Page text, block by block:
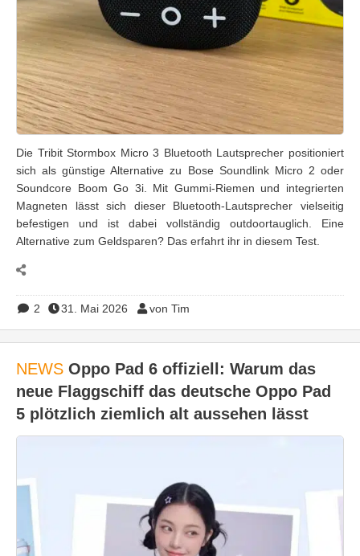
Die Tribit Stormbox Micro 3 Bluetooth Lautsprecher positioniert
sich als günstige Alternative zu Bose Soundlink Micro 2 oder
Soundcore Boom Go 3i. Mit Gummi-Riemen und integrierten
Magneten lässt sich dieser Bluetooth-Lautsprecher vielseitig
befestigen und ist dabei vollständig outdoortauglich. Eine
Alternative zum Geldsparen? Das erfahrt ihr in diesem Test.
2 31. Mai 2026 von Tim
NEWS Oppo Pad 6 offiziell: Warum das
neue Flaggschiff das deutsche Oppo Pad
5 plötzlich ziemlich alt aussehen lässt